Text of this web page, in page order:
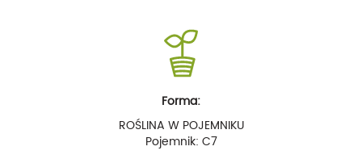
Forma:
ROŚLINA W POJEMNIKU
Pojemnik: C7